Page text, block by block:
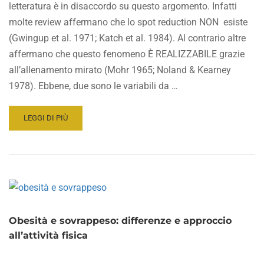
letteratura è in disaccordo su questo argomento. Infatti
molte review affermano che lo spot reduction NON esiste
(Gwingup et al. 1971; Katch et al. 1984). Al contrario altre
affermano che questo fenomeno È REALIZZABILE grazie
all’allenamento mirato (Mohr 1965; Noland & Kearney
1978). Ebbene, due sono le variabili da …
READ
MORE
FALSO
REALTÀ?
LEGGI DI PIÙ
Obesità e sovrappeso: differenze e approccio
all’attività fisica